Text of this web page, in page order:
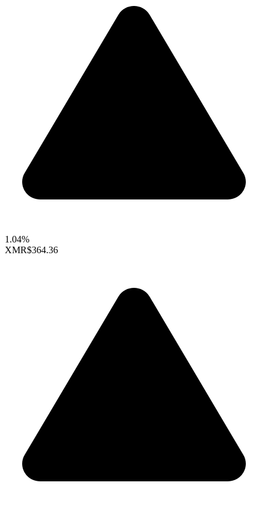
1.04%
XMR$364.36